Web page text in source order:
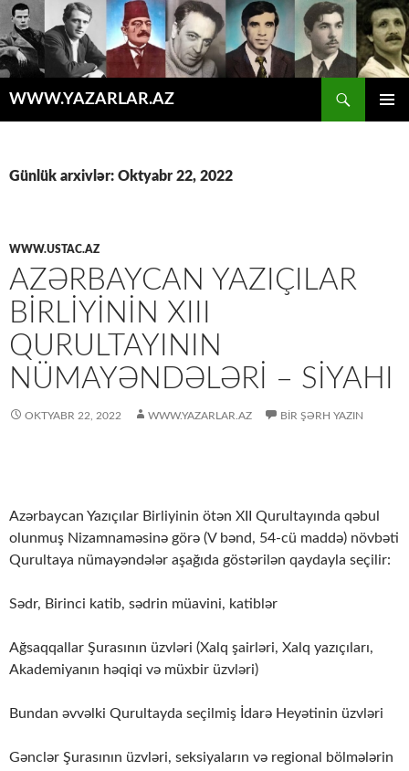
WWW.YAZARLAR.AZ
Günlük arxivlər: Oktyabr 22, 2022
WWW.USTAC.AZ
AZƏRBAYCAN YAZIÇILAR
BIRLIYININ XIII
QURULTAYININ
NÜMAYƏNDƏLƏRI – SIYAHI
OKTYABR 22, 2022 WWW.YAZARLAR.AZ BIR ŞƏRH YAZIN
Azərbaycan Yazıçılar Birliyinin ötən XII Qurultayında qəbul
olunmuş Nizamnaməsinə görə (V bənd, 54-cü maddə) növbəti
Qurultaya nümayəndələr aşağıda göstərilən qaydayla seçilir:
Sədr, Birinci katib, sədrin müavini, katiblər
Ağsaqqallar Şurasının üzvləri (Xalq şairləri, Xalq yazıçıları,
Akademiyanın həqiqi və müxbir üzvləri)
Bundan əvvəlki Qurultayda seçilmiş İdarə Heyətinin üzvləri
Gənclər Şurasının üzvləri, seksiyaların və regional bölmələrin